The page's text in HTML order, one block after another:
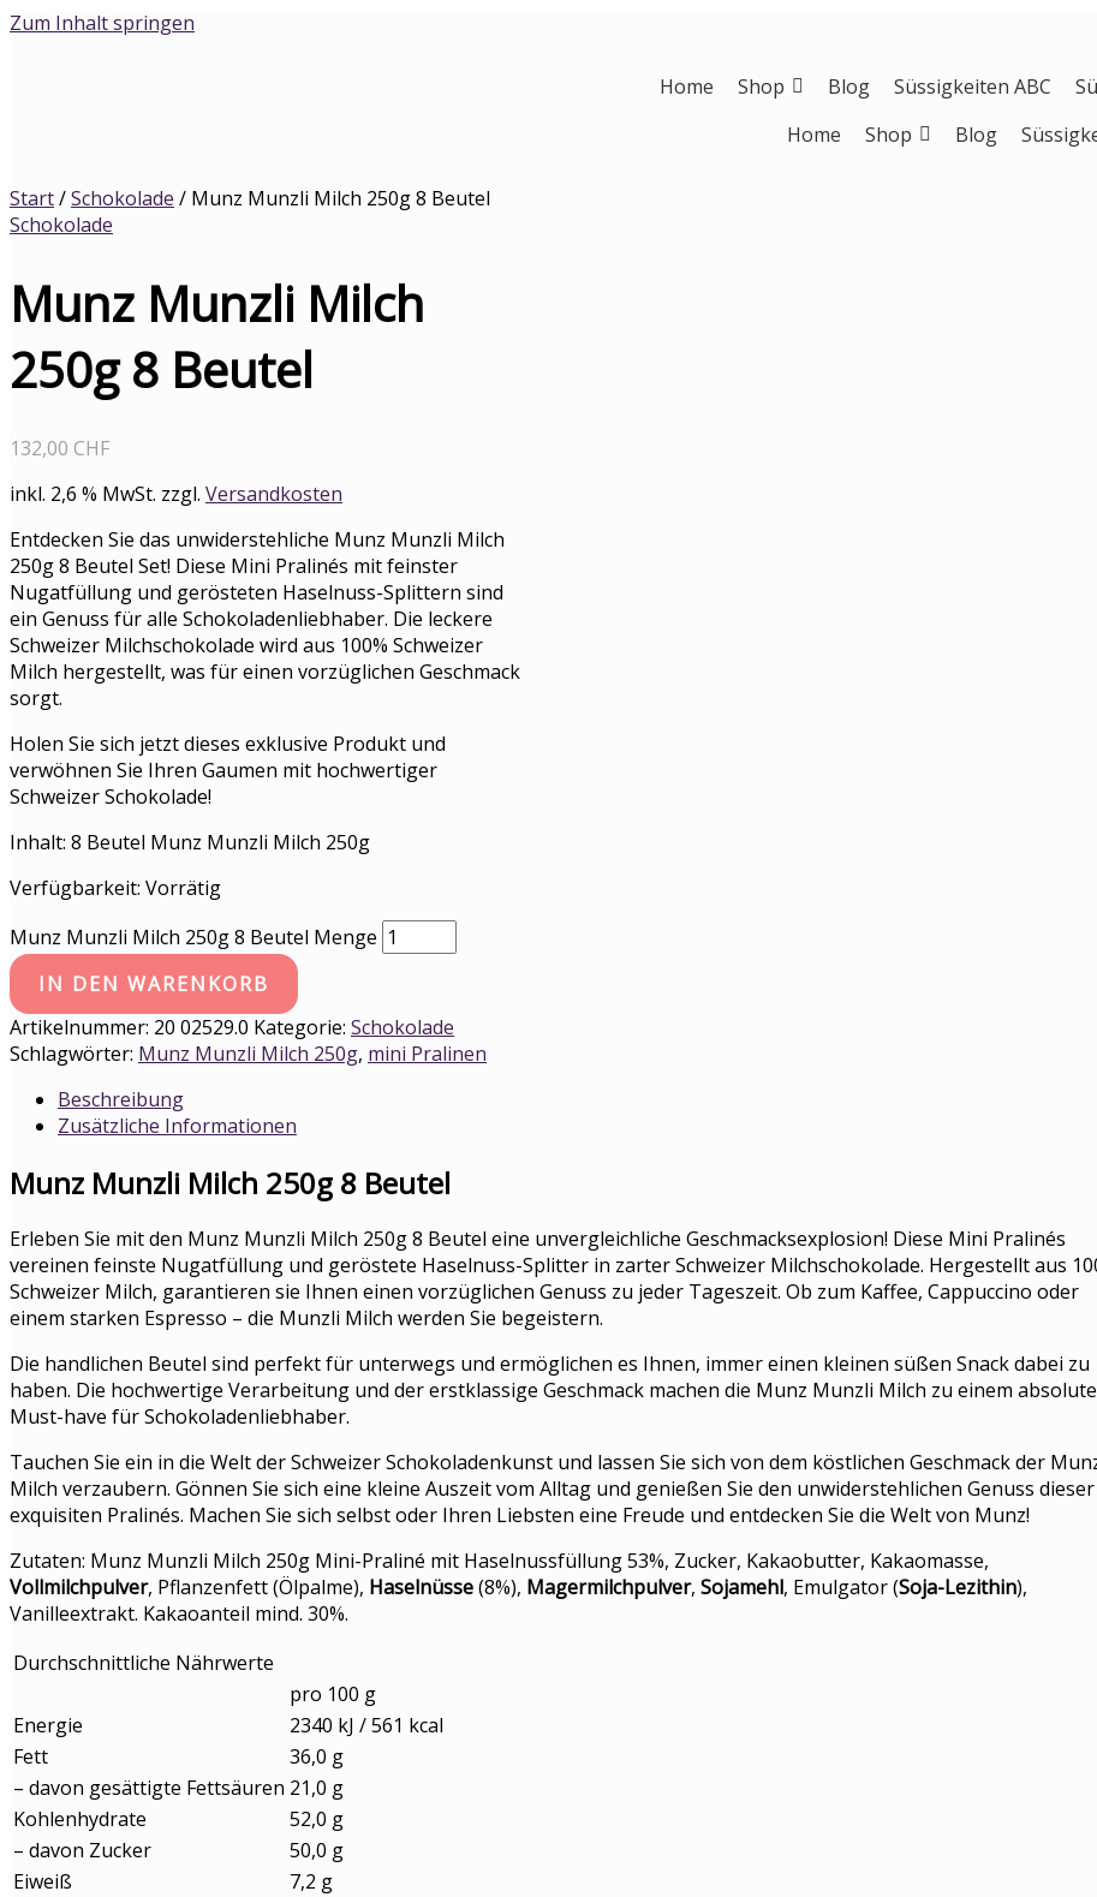
Zum Inhalt springen
Home Shop Blog Süssigkeiten ABC
Home
Shop Blog
Start/Schokolade / Munz Munzli Milch 250g 8 Beutel
Schokolade
Munz Munzli Milch
250g 8 Beutel
132,00 CHF
inkl. 2,6 % MwSt. zzgl. Versandkosten
Entdecken Sie das unwiderstehliche Munz Munzli Milch
250g 8 Beutel Set! Diese Mini Pralinés mit feinster
Nugatfüllung und gerösteten Haselnuss-Splittern sind
ein Genuss für alle Schokoladenliebhaber. Die leckere
Schweizer Milchschokolade wird aus 100% Schweizer
Milch hergestellt, was für einen vorzüglichen Geschmack
sorgt.
Holen Sie sich jetzt dieses exklusive Produkt und
verwöhnen Sie Ihren Gaumen mit hochwertiger
Schweizer Schokolade!
Inhalt: 8 Beutel Munz Munzli Milch 250g
Verfügbarkeit: Vorrätig
Munz Munzli Milch 250g 8 Beutel Menge
IN DEN WARENKORB
Artikelnummer: 20 02529.0 Kategorie: Schokolade
Schlagwörter: Munz Munzli Milch 250g, mini Pralinen
Beschreibung
Zusätzliche Informationen
Munz Munzli Milch 250g 8 Beutel
Erleben Sie mit den Munz Munzli Milch 250g 8 Beutel eine unvergleichliche Geschmacksexplosion! Diese Mini Pralinés
vereinen feinste Nugatfüllung und geröstete Haselnuss-Splitter in zarter Schweizer Milchschokolade. Hergestellt aus
Schweizer Milch, garantieren sie Ihnen einen vorzüglichen Genuss zu jeder Tageszeit. Ob zum Kaffee, Cappuccino oder
einem starken Espresso – die Munzli Milch werden Sie begeistern.
Die handlichen Beutel sind perfekt für unterwegs und ermöglichen es Ihnen, immer einen kleinen süßen Snack dabei zu
haben. Die hochwertige Verarbeitung und der erstklassige Geschmack machen die Munz Munzli Milch zu einem
Must-have für Schokoladenliebhaber.
Tauchen Sie ein in die Welt der Schweizer Schokoladenkunst und lassen Sie sich von dem köstlichen Geschmack der
Milch verzaubern. Gönnen Sie sich eine kleine Auszeit vom Alltag und genießen Sie den unwiderstehlichen Genuss dieser
exquisiten Pralinés. Machen Sie sich selbst oder Ihren Liebsten eine Freude und entdecken Sie die Welt von Munz!
Zutaten: Munz Munzli Milch 250g Mini-Praliné mit Haselnussfüllung 53%, Zucker, Kakaobutter, Kakaomasse,
Vollmilchpulver, Pflanzenfett (Ölpalme), Haselnüsse(8%), Magermilchpulver, Sojamehl, Emulgator (Soja-Lezithin),
Vanilleextrakt. Kakaoanteil mind. 30%.
Durchschnittliche Nährwerte
pro 100 g
Energie
2340 kJ / 561 kcal
Fett
36,0 g
– davon gesättigte Fettsäuren 21,0 g
Kohlenhydrate
52,0 g
– davon Zucker
50,0 g
Eiweiß
7,2 g